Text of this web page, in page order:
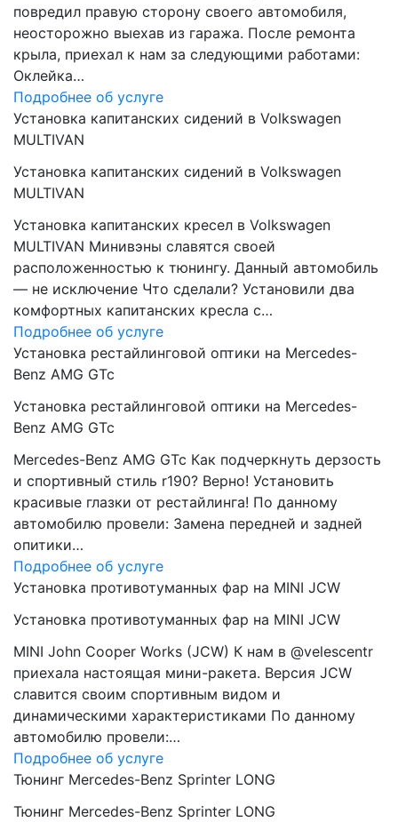
повредил правую сторону своего автомобиля,
неосторожно выехав из гаража. После ремонта
крыла, приехал к нам за следующими работами:
Оклейка…
Подробнее об услуге
Установка капитанских сидений в Volkswagen
MULTIVAN
Установка капитанских сидений в Volkswagen
MULTIVAN
Установка капитанских кресел в Volkswagen
MULTIVAN Минивэны славятся своей
расположенностью к тюнингу. Данный автомобиль
— не исключение Что сделали? Установили два
комфортных капитанских кресла с…
Подробнее об услуге
Установка рестайлинговой оптики на Mercedes-
Benz AMG GTc
Установка рестайлинговой оптики на Mercedes-
Benz AMG GTc
Mercedes-Benz AMG GTc Как подчеркнуть дерзость
и спортивный стиль r190? Верно! Установить
красивые глазки от рестайлинга! По данному
автомобилю провели: Замена передней и задней
опитики…
Подробнее об услуге
Установка противотуманных фар на MINI JCW
Установка противотуманных фар на MINI JCW
MINI John Cooper Works (JCW) К нам в @velescentr
приехала настоящая мини-ракета. Версия JCW
славится своим спортивным видом и
динамическими характеристиками По данному
автомобилю провели:…
Подробнее об услуге
Тюнинг Mercedes-Benz Sprinter LONG
Тюнинг Mercedes-Benz Sprinter LONG